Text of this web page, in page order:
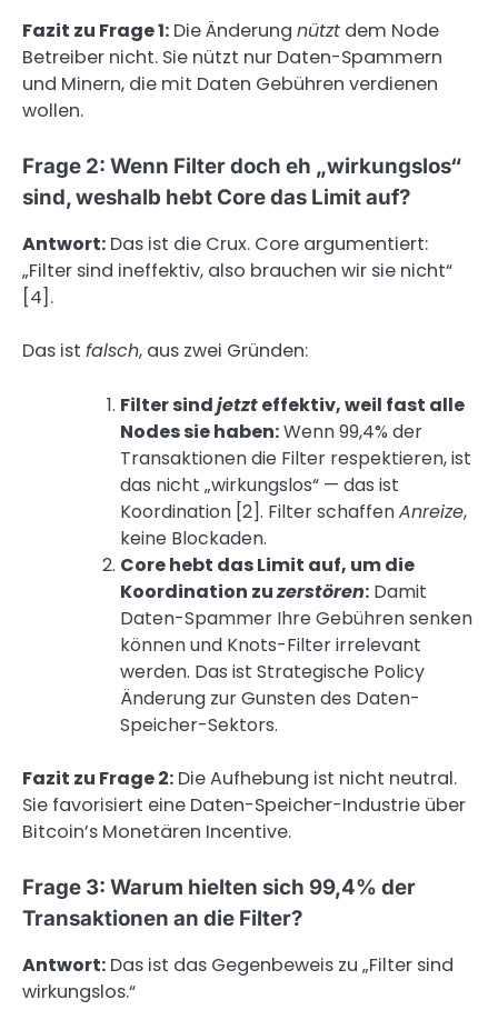
Fazit zu Frage 1: Die Änderung nützt dem Node
Betreiber nicht. Sie nützt nur Daten-Spammern
und Minern, die mit Daten Gebühren verdienen
wollen.
Frage 2: Wenn Filter doch eh „wirkungslos“
sind, weshalb hebt Core das Limit auf?
Antwort: Das ist die Crux. Core argumentiert:
„Filter sind ineffektiv, also brauchen wir sie nicht“
[4].
Das ist falsch, aus zwei Gründen:
Filter sindjetzteffektiv, weil fast alle
Nodes sie haben:Wenn 99,4% der
Transaktionen die Filter respektieren, ist
das nicht „wirkungslos“ — das ist
Koordination [2]. Filter schaffenAnreize,
keine Blockaden.
Core hebt das Limit auf, um die
Koordination zuzerstören: Damit
Daten-Spammer Ihre Gebühren senken
können und Knots-Filter irrelevant
werden. Das ist Strategische Policy
Änderung zur Gunsten des Daten-
Speicher-Sektors.
Fazit zu Frage 2: Die Aufhebung ist nicht neutral.
Sie favorisiert eine Daten-Speicher-Industrie über
Bitcoin’s Monetären Incentive.
Frage 3: Warum hielten sich 99,4% der
Transaktionen an die Filter?
Antwort: Das ist das Gegenbeweis zu „Filter sind
wirkungslos.“